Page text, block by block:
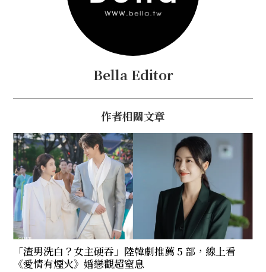
Bella Editor
作者相關文章
「渣男洗白？女主硬吞」陸韓劇推薦 5 部，線上看
《愛情有煙火》婚戀觀超窒息